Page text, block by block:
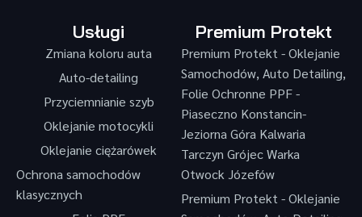
Usługi
Zmiana koloru auta
Auto-detailing
Przyciemnianie szyb
Oklejanie motocykli
Oklejanie ciężarówek
Ochrona samochodów
klasycznych
Premium Protekt
Premium Protekt - Oklejanie
Samochodów, Auto Detailing,
Folie Ochronne PPF -
Piaseczno Konstancin-
Jeziorna Góra Kalwaria
Tarczyn Grójec Warka
Otwock Józefów
Premium Protekt - Oklejanie